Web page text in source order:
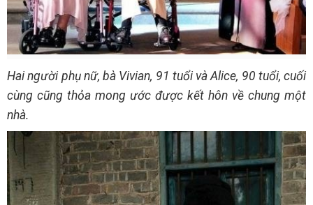
Hai người phụ nữ, bà Vivian, 91 tuổi và Alice, 90 tuổi, cuối
cùng cũng thỏa mong ước được kết hôn về chung một
nhà.